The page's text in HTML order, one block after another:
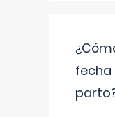
fecha